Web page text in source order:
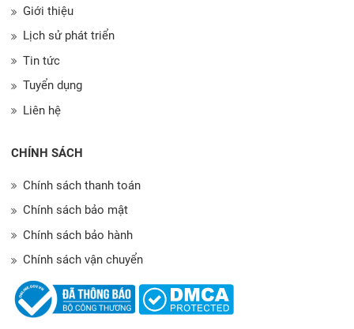
Giới thiệu
Lịch sử phát triển
Tin tức
Tuyển dụng
Liên hệ
CHÍNH SÁCH
Chính sách thanh toán
Chính sách bảo mật
Chính sách bảo hành
Chính sách vận chuyển